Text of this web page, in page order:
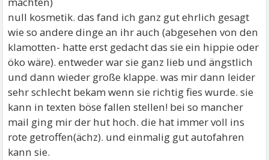
null kosmetik. das fand ich ganz gut ehrlich gesagt
wie so andere dinge an ihr auch (abgesehen von den
klamotten- hatte erst gedacht das sie ein hippie oder
öko wäre). entweder war sie ganz lieb und ängstlich
und dann wieder große klappe. was mir dann leider
sehr schlecht bekam wenn sie richtig fies wurde. sie
kann in texten böse fallen stellen! bei so mancher
mail ging mir der hut hoch. die hat immer voll ins
rote getroffen(ächz). und einmalig gut autofahren
kann sie.